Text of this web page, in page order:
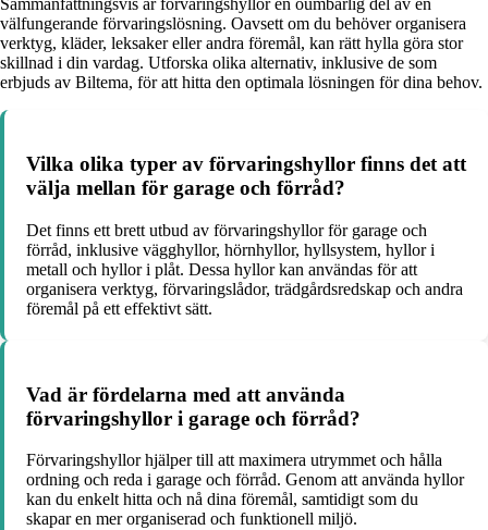
Sammanfattningsvis är förvaringshyllor en oumbärlig del av en
välfungerande förvaringslösning. Oavsett om du behöver organisera
verktyg, kläder, leksaker eller andra föremål, kan rätt hylla göra stor
skillnad i din vardag. Utforska olika alternativ, inklusive de som
erbjuds av Biltema, för att hitta den optimala lösningen för dina behov.
Vilka olika typer av förvaringshyllor finns det att
välja mellan för garage och förråd?
Det finns ett brett utbud av förvaringshyllor för garage och
förråd, inklusive vägghyllor, hörnhyllor, hyllsystem, hyllor i
metall och hyllor i plåt. Dessa hyllor kan användas för att
organisera verktyg, förvaringslådor, trädgårdsredskap och andra
föremål på ett effektivt sätt.
Vad är fördelarna med att använda
förvaringshyllor i garage och förråd?
Förvaringshyllor hjälper till att maximera utrymmet och hålla
ordning och reda i garage och förråd. Genom att använda hyllor
kan du enkelt hitta och nå dina föremål, samtidigt som du
skapar en mer organiserad och funktionell miljö.